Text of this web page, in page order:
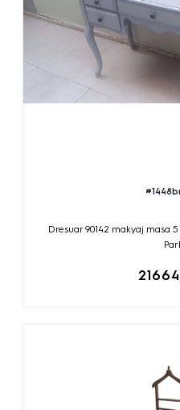
Dresuar 90142 makyaj masa